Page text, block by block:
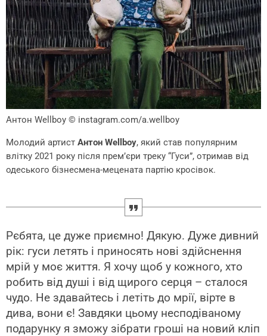
Антон Wellboy © instagram.com/a.wellboy
Молодий артист Антон Wellboy, який став популярним
влітку 2021 року після прем’єри треку “Гуси”, отримав від
одеського бізнесмена-мецената партію кросівок.
Рєбята, це дуже приємно! Дякую. Дуже дивний
рік: гуси летять і приносять нові здійснення
мрій у моє життя. Я хочу щоб у кожного, хто
робить від душі і від щирого серця – сталося
чудо. Не здавайтесь і летіть до мрії, вірте в
дива, вони є! Завдяки цьому несподіваному
подарунку я зможу зібрати гроші на новий кліп